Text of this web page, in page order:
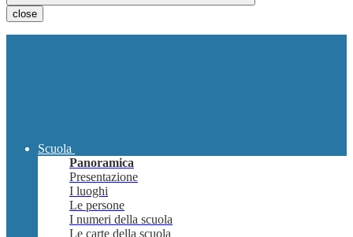
close
Scuola
Panoramica
Presentazione
I luoghi
Le persone
I numeri della scuola
Le carte della scuola